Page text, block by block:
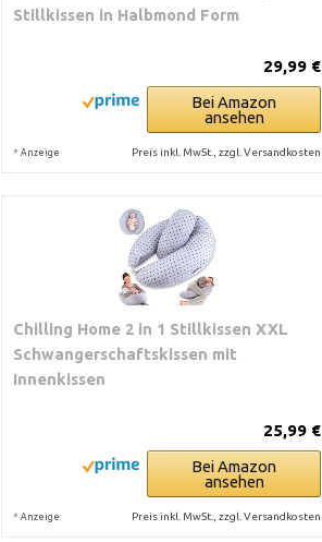
Stillkissen in Halbmond Form
29,99 €
Bei Amazon
ansehen
* Anzeige Preis inkl. MwSt., zzgl. Versandkosten
Chilling Home 2 in 1 Stillkissen XXL
Schwangerschaftskissen mit
Innenkissen
25,99 €
Bei Amazon
ansehen
* Anzeige Preis inkl. MwSt., zzgl. Versandkosten